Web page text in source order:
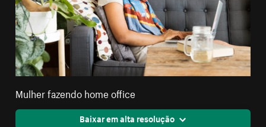
Mulher fazendo home office
Baixar em alta resolução